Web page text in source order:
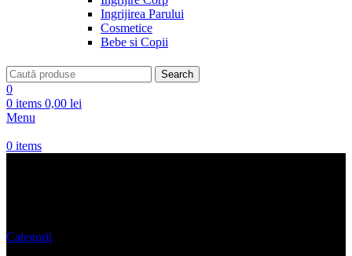
Ingrijirea Parului
Cosmetice
Bebe si Copii
Search
0
0 items 0,00 lei
Menu
0 items
Categorii